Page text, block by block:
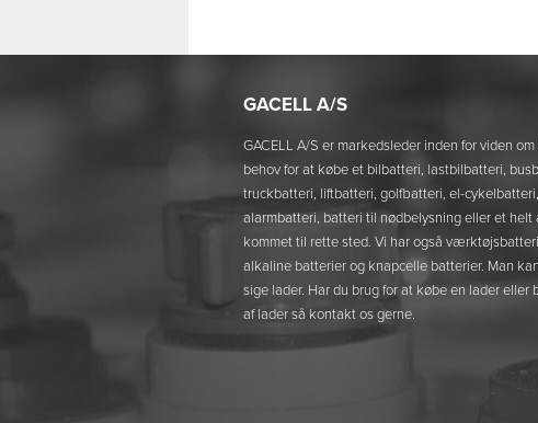
GACELL A/S
GACELL A/S er markedsleder inden for viden
behov for at købe et bilbatteri, lastbilbatteri,
truckbatteri, liftbatteri, golfbatteri, el-
alarmbatteri, batteri til nødbelysning eller et helt
kommet til rette sted. Vi har også
alkaline batterier og knapcelle batterier. Man
sige lader. Har du brug for at købe en lader
af lader så kontakt os gerne.